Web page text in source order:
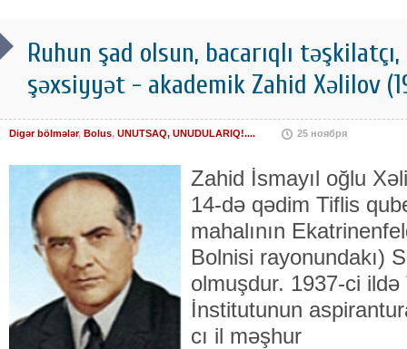
Ruhun şad olsun, bacarıqlı
şəxsiyyət - akademik Zahid Xəlilov
Digər bölmələr, Bolus, UNUTSAQ, UNUDULARIQ!.... 25 ноября
Zahid İsmayıl oğlu
14-də qədim Tiflis
mahalının
Bolnisi rayonundakı)
olmuşdur. 1937-ci
İnstitutunun
cı il məşhur